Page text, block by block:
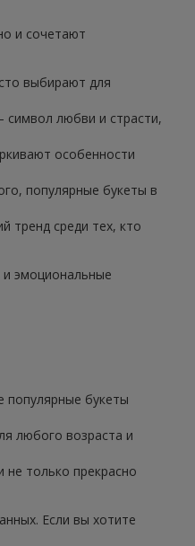
и сочетают
выбирают для
символ любви и страсти,
особенности
популярные букеты в
тренд среди тех, кто
эмоциональные
популярные букеты
любого возраста и
только прекрасно
Если вы хотите